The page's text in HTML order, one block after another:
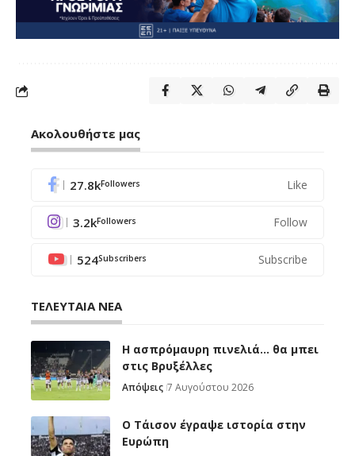
Ακολουθήστε μας
27.8kFollowers Like
3.2kFollowers Follow
524Subscribers Subscribe
ΤΕΛΕΥΤΑΙΑ ΝΕΑ
Η ασπρόμαυρη πινελιά… θα μπει
στις Βρυξέλλες
Απόψεις 7 Αυγούστου 2026
Ο Τάισον έγραψε ιστορία στην
Ευρώπη